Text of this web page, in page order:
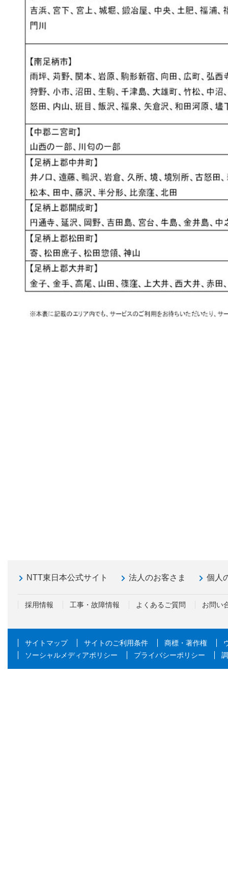
NTT東日本公式サイト 法人のお客さま 個人
採用情報 工事・故障情報 よくあるご質問 お問い
サイトマップ サイトのご利用条件 商標・著作権
ソーシャルメディアポリシー
プライバシーポリシー